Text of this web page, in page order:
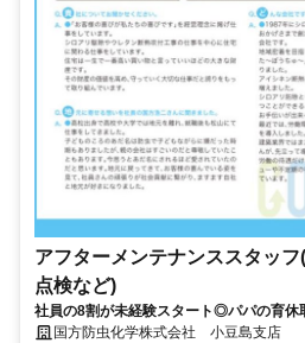
アフターメンテナンススタッ
点検など)
社員の8割が未経験スタート◎パパの育休
国方防虫化学株式会社 小豆島支店